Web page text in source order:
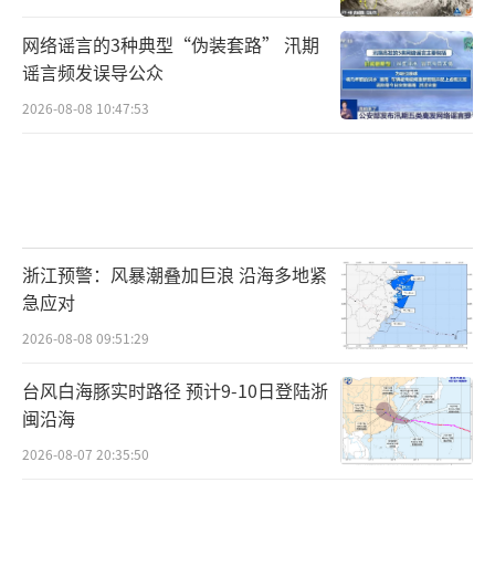
网络谣言的3种典型“伪装套路” 汛期
谣言频发误导公众
2026-08-08 10:47:53
浙江预警：风暴潮叠加巨浪 沿海多地紧
急应对
2026-08-08 09:51:29
台风白海豚实时路径 预计9-10日登陆浙
闽沿海
2026-08-07 20:35:50